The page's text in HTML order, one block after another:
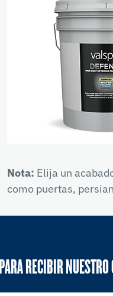
Nota: Elija un
como puertas,
RECIBIR